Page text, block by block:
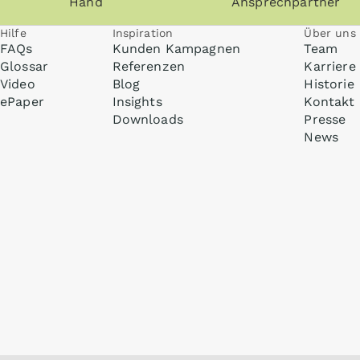
Hilfe
FAQs
Glossar
Video
ePaper
Inspiration
Kunden Kampagnen
Referenzen
Blog
Insights
Downloads
Über uns
Team
Karriere
Historie
Kontakt
Presse
News